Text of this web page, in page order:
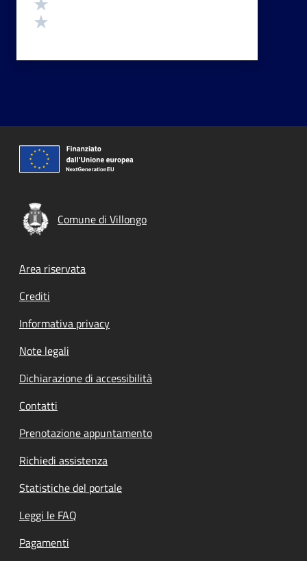
Comune di Villongo
Footer menu
Area riservata
Crediti
Informativa privacy
Note legali
Dichiarazione di accessibilità
Contatti
Prenotazione appuntamento
Richiedi assistenza
Statistiche del portale
Leggi le FAQ
Pagamenti